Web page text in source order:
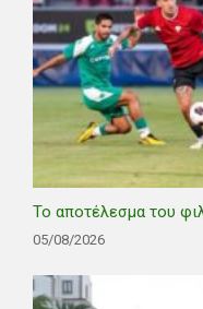
Το αποτέλεσμα του
05/08/2026